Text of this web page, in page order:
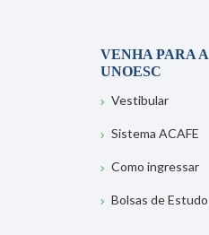
VENHA PARA A
UNOESC
Vestibular
Sistema ACAFE
Como ingressar
Bolsas de Estudo